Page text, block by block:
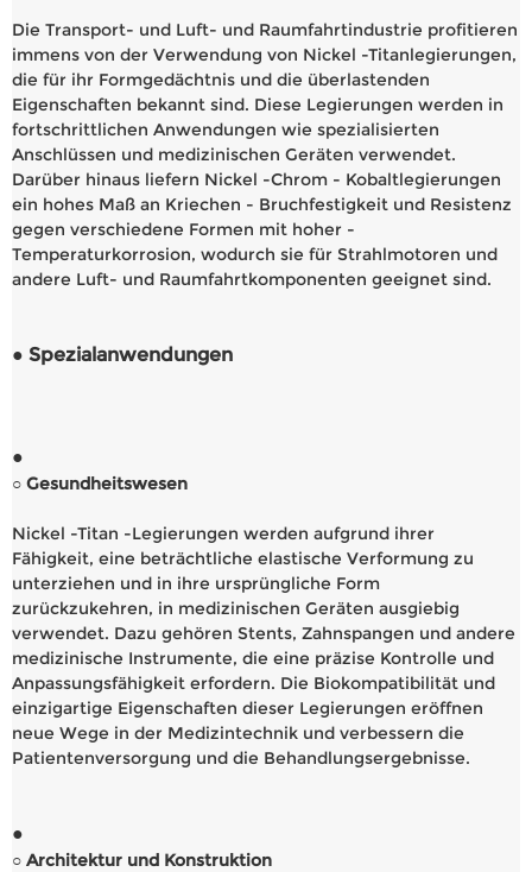
Die Transport- und Luft- und Raumfahrtindustrie profitieren
immens von der Verwendung von Nickel -Titanlegierungen,
die für ihr Formgedächtnis und die überlastenden
Eigenschaften bekannt sind. Diese Legierungen werden in
fortschrittlichen Anwendungen wie spezialisierten
Anschlüssen und medizinischen Geräten verwendet.
Darüber hinaus liefern Nickel -Chrom - Kobaltlegierungen
ein hohes Maß an Kriechen - Bruchfestigkeit und Resistenz
gegen verschiedene Formen mit hoher -
Temperaturkorrosion, wodurch sie für Strahlmotoren und
andere Luft- und Raumfahrtkomponenten geeignet sind.
● Spezialanwendungen
●
○ Gesundheitswesen
Nickel -Titan -Legierungen werden aufgrund ihrer
Fähigkeit, eine beträchtliche elastische Verformung zu
unterziehen und in ihre ursprüngliche Form
zurückzukehren, in medizinischen Geräten ausgiebig
verwendet. Dazu gehören Stents, Zahnspangen und andere
medizinische Instrumente, die eine präzise Kontrolle und
Anpassungsfähigkeit erfordern. Die Biokompatibilität und
einzigartige Eigenschaften dieser Legierungen eröffnen
neue Wege in der Medizintechnik und verbessern die
Patientenversorgung und die Behandlungsergebnisse.
●
○ Architektur und Konstruktion